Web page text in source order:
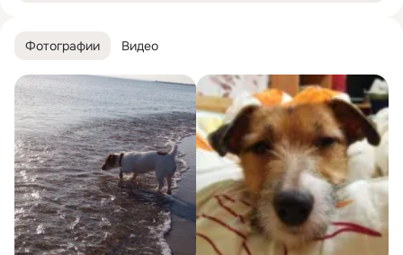
Фотографии Видео